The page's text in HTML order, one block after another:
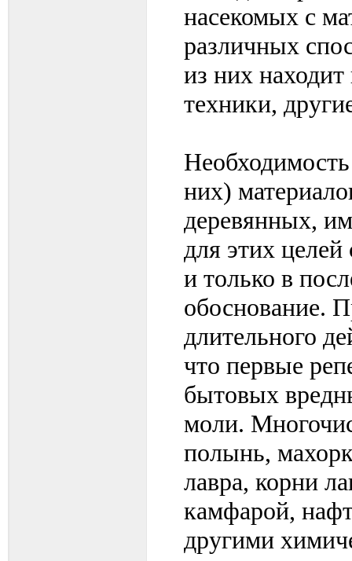
насекомых с
различных
из них
техники,
них)
деревянных,
для этих
и только в
обоснование.
длительного
что первые
бытовых
моли.
полынь,
лавра, корни
камфарой,
другими